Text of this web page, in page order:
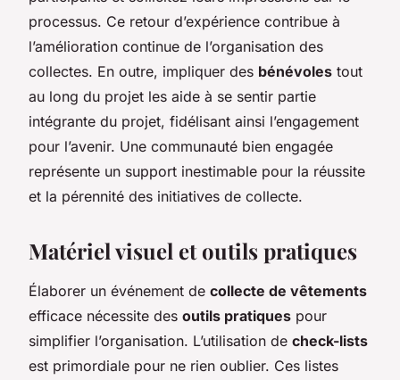
processus. Ce retour d’expérience contribue à
l’amélioration continue de l’organisation des
collectes. En outre, impliquer des bénévoles tout
au long du projet les aide à se sentir partie
intégrante du projet, fidélisant ainsi l’engagement
pour l’avenir. Une communauté bien engagée
représente un support inestimable pour la réussite
et la pérennité des initiatives de collecte.
Matériel visuel et outils pratiques
Élaborer un événement de collecte de vêtements
efficace nécessite des outils pratiques pour
simplifier l’organisation. L’utilisation de check-lists
est primordiale pour ne rien oublier. Ces listes